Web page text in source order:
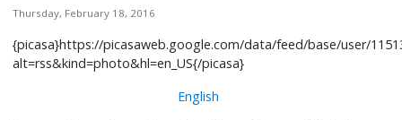
Thursday, February 18, 2016
{picasa}https://picasaweb.google.com/data/feed/base/user/
alt=rss&kind=photo&hl=en_US{/picasa}
English